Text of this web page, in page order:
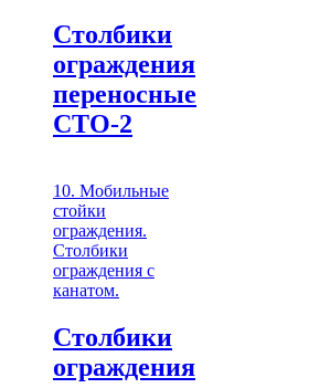
Столбики
ограждения
переносные
СТО-2
10. Мобильные
стойки
ограждения.
Столбики
ограждения с
канатом.
Столбики
ограждения